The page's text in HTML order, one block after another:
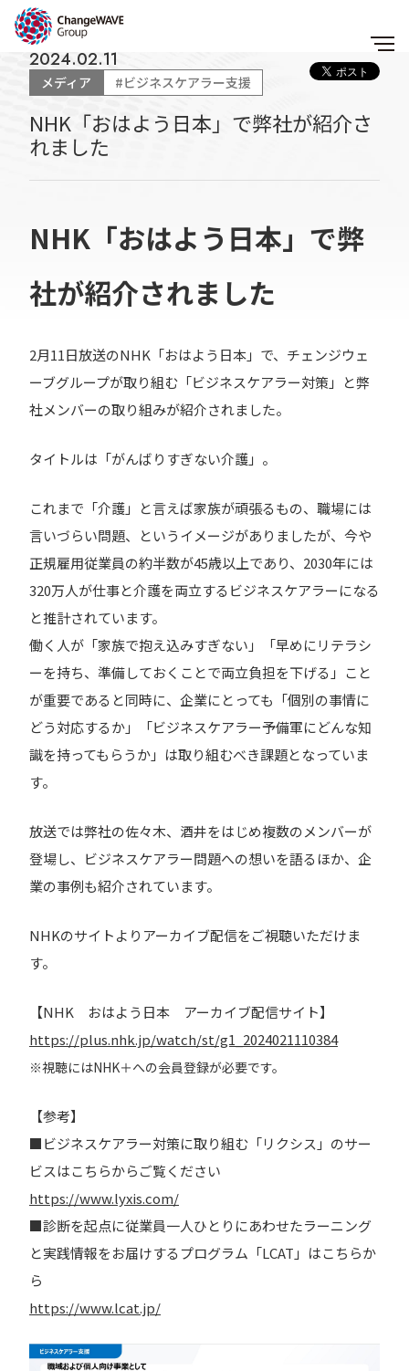
2024.02.11
メディア #ビジネスケアラー支援
NHK「おはよう日本」で弊社が紹介さ
れました
NHK「おはよう日本」で弊
社が紹介されました
2月11日放送のNHK「おはよう日本」で、チェンジウェ
ーブグループが取り組む「ビジネスケアラー対策」と弊
社メンバーの取り組みが紹介されました。
タイトルは「がんばりすぎない介護」。
これまで「介護」と言えば家族が頑張るもの、職場には
言いづらい問題、というイメージがありましたが、今や
正規雇用従業員の約半数が45歳以上であり、2030年には
320万人が仕事と介護を両立するビジネスケアラーになる
と推計されています。
働く人が「家族で抱え込みすぎない」「早めにリテラシ
ーを持ち、準備しておくことで両立負担を下げる」こと
が重要であると同時に、企業にとっても「個別の事情に
どう対応するか」「ビジネスケアラー予備軍にどんな知
識を持ってもらうか」は取り組むべき課題となっていま
す。
放送では弊社の佐々木、酒井をはじめ複数のメンバーが
登場し、ビジネスケアラー問題への想いを語るほか、企
業の事例も紹介されています。
NHKのサイトよりアーカイブ配信をご視聴いただけま
す。
【NHK おはよう日本 アーカイブ配信サイト】
https://plus.nhk.jp/watch/st/g1_2024021110384
※視聴にはNHK＋への会員登録が必要です。
【参考】
■ビジネスケアラー対策に取り組む「リクシス」のサー
ビスはこちらからご覧ください
https://www.lyxis.com/
■診断を起点に従業員一人ひとりにあわせたラーニング
と実践情報をお届けするプログラム「LCAT」はこちらか
ら
https://www.lcat.jp/